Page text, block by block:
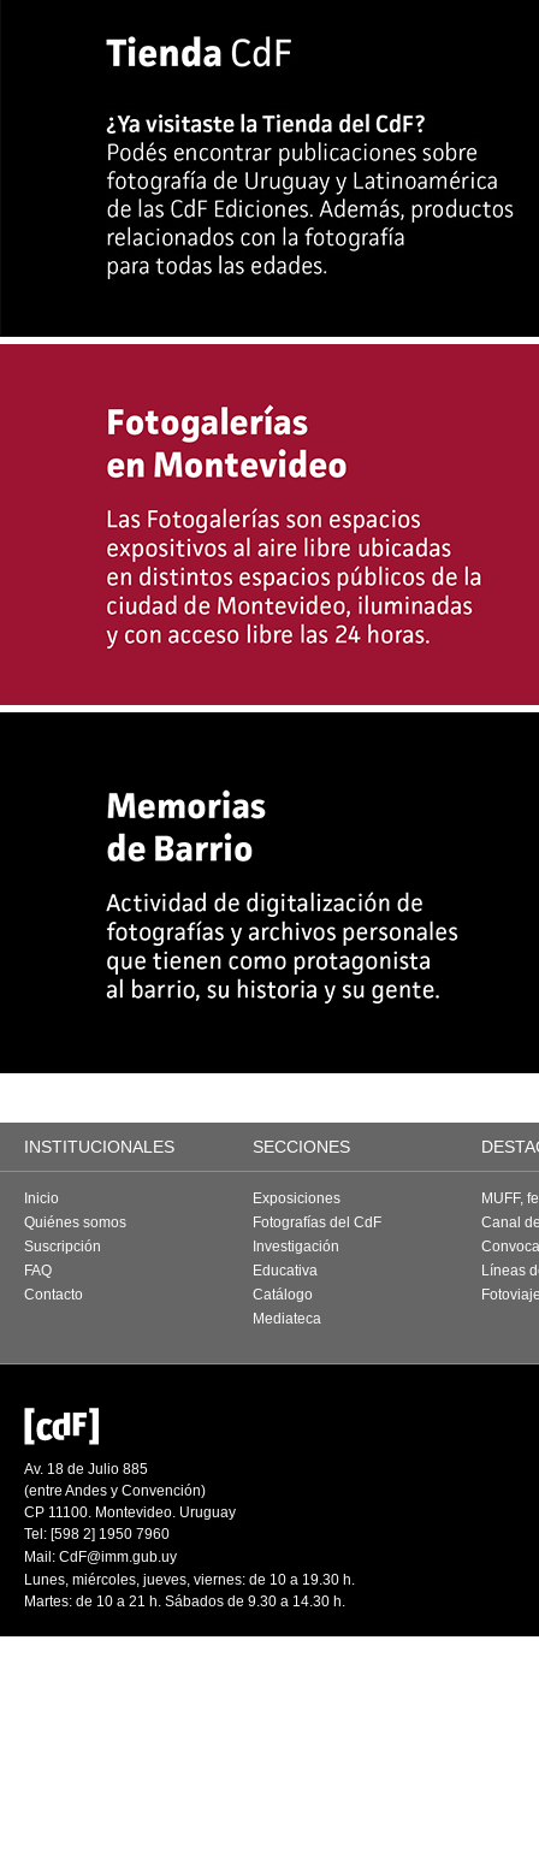
INSTITUCIONALES SECCIONES
Inicio
Quiénes somos
Suscripción
FAQ
Contacto
Exposiciones
Fotografías del CdF
Investigación
Educativa
Catálogo
Mediateca
MUFF,
Canal
Líneas
Av. 18 de Julio 885
(entre Andes y Convención)
CP 11100. Montevideo. Uruguay
Tel: [598 2] 1950 7960
Mail: CdF@imm.gub.uy
Lunes, miércoles, jueves, viernes: de 10 a 19.30 h.
Martes: de 10 a 21 h. Sábados de 9.30 a 14.30 h.